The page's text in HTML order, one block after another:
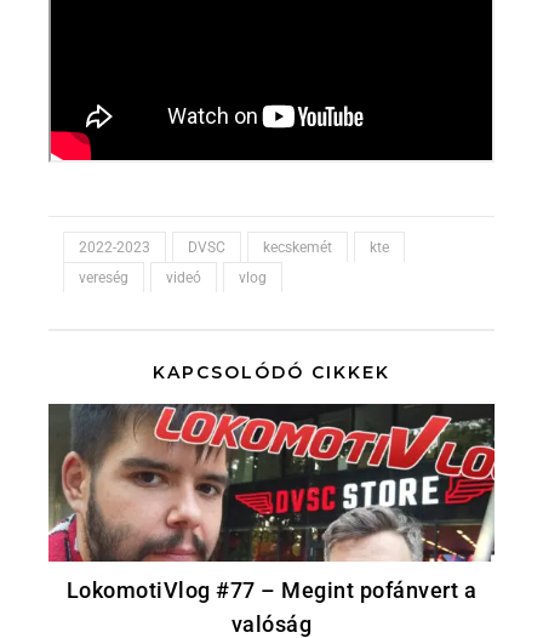
2022-2023 DVSC kecskemét
kte
vereség
videó vlog
KAPCSOLÓDÓ CIKKEK
LokomotiVlog #77 – Megint pofánvert a
valóság